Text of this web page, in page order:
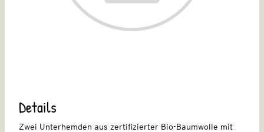
Details
Zwei Unterhemden aus zertifizierter Bio-Baumwolle mit